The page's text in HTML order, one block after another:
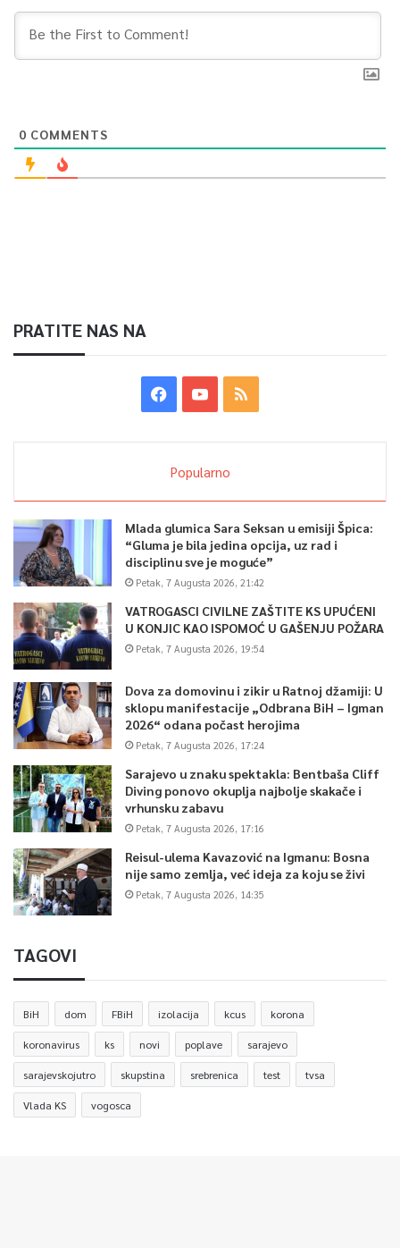
0 COMMENTS
PRATITE NAS NA
Popularno
Mlada glumica Sara Seksan u emisiji Špica:
“Gluma je bila jedina opcija, uz rad i
disciplinu sve je moguće”
Petak, 7 Augusta 2026, 21:42
VATROGASCI CIVILNE ZAŠTITE KS UPUĆENI
U KONJIC KAO ISPOMOĆ U GAŠENJU POŽARA
Petak, 7 Augusta 2026, 19:54
Dova za domovinu i zikir u Ratnoj džamiji: U
sklopu manifestacije „Odbrana BiH – Igman
2026“ odana počast herojima
Petak, 7 Augusta 2026, 17:24
Sarajevo u znaku spektakla: Bentbaša Cliff
Diving ponovo okuplja najbolje skakače i
vrhunsku zabavu
Petak, 7 Augusta 2026, 17:16
Reisul-ulema Kavazović na Igmanu: Bosna
nije samo zemlja, već ideja za koju se živi
Petak, 7 Augusta 2026, 14:35
TAGOVI
BiH dom FBiH izolacija kcus korona
koronavirus ks novi poplave sarajevo
sarajevskojutro skupstina srebrenica test tvsa
Vlada KS vogosca